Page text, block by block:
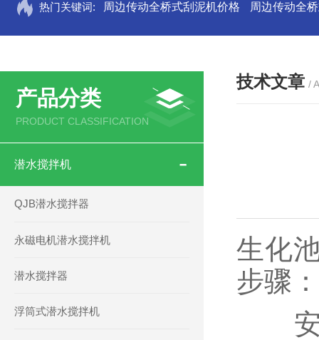
热门关键词: 周边传动全桥式刮泥机价格 周边传动全
产品分类
PRODUCT CLASSIFICATION
潜水搅拌机
QJB潜水搅拌器
永磁电机潜水搅拌机
潜水搅拌器
浮筒式潜水搅拌机
技术文章 /
生化
步骤：
安